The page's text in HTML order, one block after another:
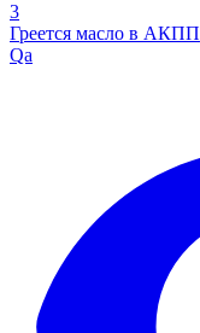
3
Греется масло в АКПП
Qa